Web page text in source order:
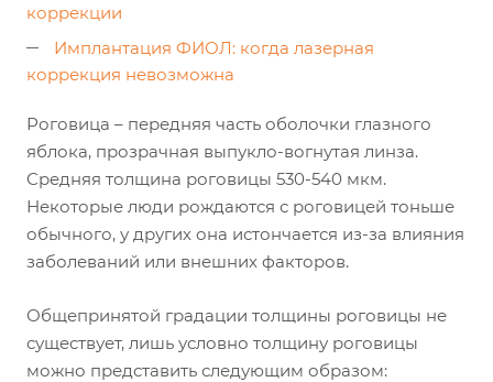
коррекции
Имплантация ФИОЛ: когда лазерная
коррекция невозможна
Роговица – передняя часть оболочки глазного
яблока, прозрачная выпукло-вогнутая линза.
Средняя толщина роговицы 530-540 мкм.
Некоторые люди рождаются с роговицей тоньше
обычного, у других она истончается из-за влияния
заболеваний или внешних факторов.
Общепринятой градации толщины роговицы не
существует, лишь условно толщину роговицы
можно представить следующим образом: